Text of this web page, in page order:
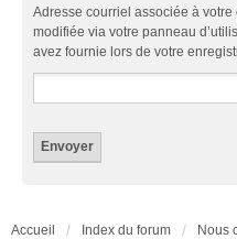
Adresse courriel associée à votre
modifiée via votre panneau
avez fournie lors de votre
Accueil Index du forum Nous